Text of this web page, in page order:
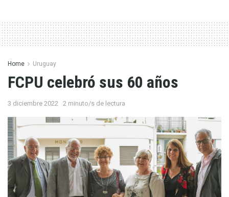
Home Uruguay
FCPU celebró sus 60 años
3 diciembre 2022 2 minuto/s de lectura